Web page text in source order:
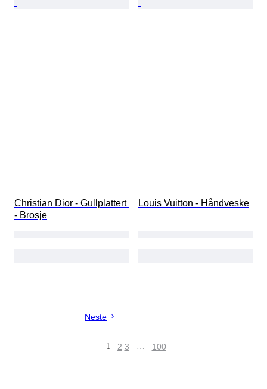
Christian Dior - Gullplattert
- Brosje
Louis Vuitton - Håndveske
Neste
1 2 3 … 100